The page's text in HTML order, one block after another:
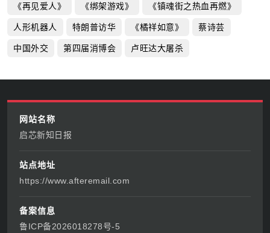
《再见爱人》 《绑架游戏》 《镇魂街之热血再燃》
人形机器人 特朗普访华 《橘祥如意》 蔡诗芸
中国外交 第四届消博会 卢旺达大屠杀
网站名称
启芯新知日报
站点地址
https://www.afteremail.com
备案信息
鲁ICP备2026018278号-5